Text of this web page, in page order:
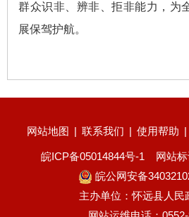
群众识非、辨非、拒非能力，为
展保驾护航。
网站地图 | 联系我们 | 使用帮助 |
皖ICP备05014844号-1
网站
皖公网安备
主办单位：怀远县人民